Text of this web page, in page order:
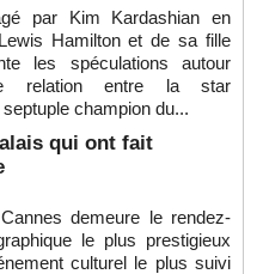
par Kim Kardashian en
Hamilton et de sa fille
les spéculations autour
relation entre la star
champion du...
qui ont fait
demeure le rendez-
le plus prestigieux
culturel le plus suivi